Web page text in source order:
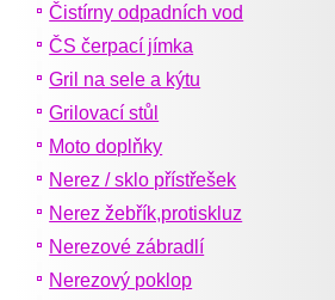
Čistírny odpadních vod
ČS čerpací jímka
Gril na sele a kýtu
Grilovací stůl
Moto doplňky
Nerez / sklo přístřešek
Nerez žebřík,protiskluz
Nerezové zábradlí
Nerezový poklop